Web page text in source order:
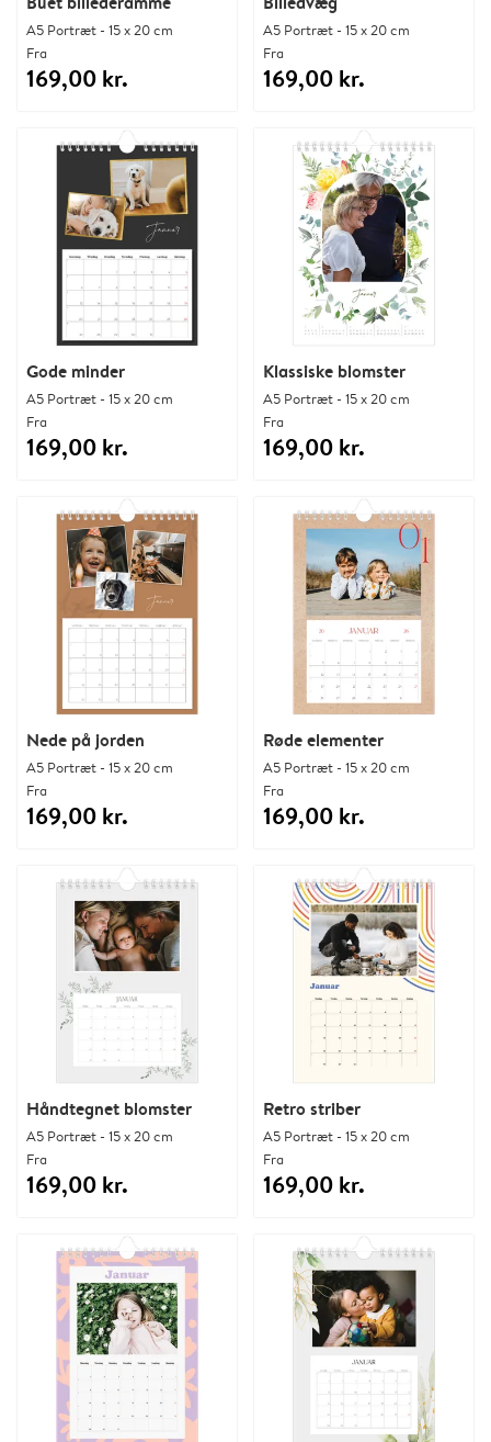
A5 Portræt - 15 x 20 cm
Fra
169,00 kr.
A5 Portræt - 15 x 20 cm
Fra
169,00 kr.
Gode minder
A5 Portræt - 15 x 20 cm
Fra
169,00 kr.
Klassiske blomster
A5 Portræt - 15 x 20 cm
Fra
169,00 kr.
Nede på jorden
A5 Portræt - 15 x 20 cm
Fra
169,00 kr.
Røde elementer
A5 Portræt - 15 x 20 cm
Fra
169,00 kr.
Håndtegnet blomster
A5 Portræt - 15 x 20 cm
Fra
169,00 kr.
Retro striber
A5 Portræt - 15 x 20 cm
Fra
169,00 kr.